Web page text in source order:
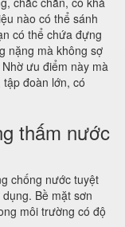
nào có thể sánh
có thể chứa đựng
nặng mà không sợ
ưu điểm này mà
đoàn lớn, có
thấm nước
chống nước tuyệt
Bề mặt sơn
môi trường có độ